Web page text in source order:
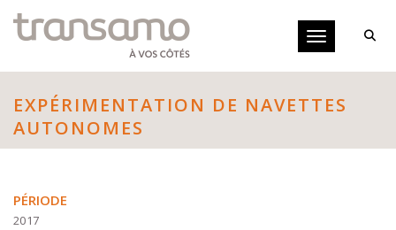
Toggle
EXPÉRIMENTATION DE NAVETTES
AUTONOMES
PÉRIODE
2017
Panneau de gestion des cookies